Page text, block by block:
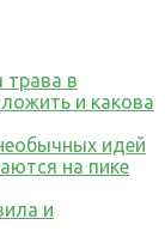
трава в
и какова
идей
на пике
и